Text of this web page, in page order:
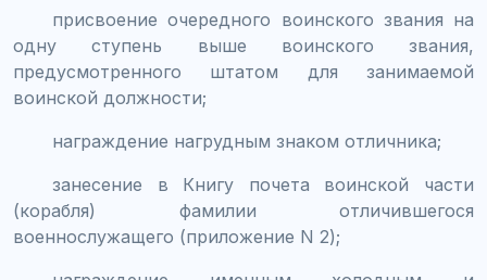
присвоение очередного воинского звания на
одну ступень выше воинского звания,
предусмотренного штатом для занимаемой
воинской должности;
награждение нагрудным знаком отличника;
занесение в Книгу почета воинской части
(корабля) фамилии отличившегося
военнослужащего (приложение N 2);